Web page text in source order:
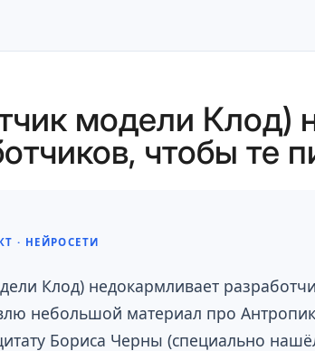
модели Клод)
чтобы те
· НЕЙРОСЕТИ
Клод) недокармливает
небольшой материал про
Бориса Черны (специально